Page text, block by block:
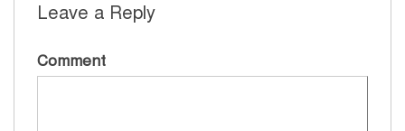
Leave a Reply
Comment